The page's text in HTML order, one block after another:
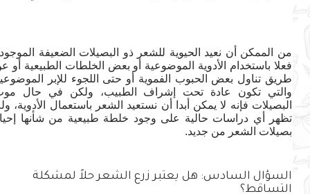
من الممكن أن نعيد الحيوية للشعر ذو البصيلات الضعيفة الموجودة
فعلا باستخدام الأدوية الموضوعية أو بعض الخلطات الطبيعية أو عن
طريق تناول بعض الحبوب الفموية أو حتى اللجوء للإبر الموضوعية
والتي تكون عادة تحت إشراف الطبيب، ولكن في حال موت
البصيلات فإنه لا يمكن أبدا أن نستعيد الشعر باستعمال الأدوية، ولم
تظهر أي دراسات حالية على وجود خلطة طبيعية من شأنها إحياء
بصيلات الشعر من جديد.
السؤال السادس: هل يعتبر زرع الشعر حلاً لمشكلة
التساقط؟